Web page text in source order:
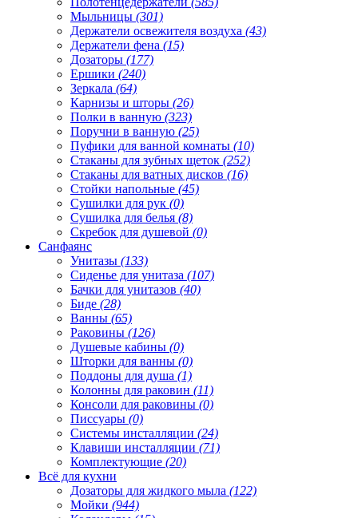
Мыльницы (301)
Держатели освежителя воздуха (43)
Держатели фена (15)
Дозаторы (177)
Ершики (240)
Зеркала (64)
Карнизы и шторы (26)
Полки в ванную (323)
Поручни в ванную (25)
Пуфики для ванной комнаты (10)
Стаканы для зубных щеток (252)
Стаканы для ватных дисков (16)
Стойки напольные (45)
Сушилки для рук (0)
Сушилка для белья (8)
Скребок для душевой (0)
Санфаянс
Унитазы (133)
Сиденье для унитаза (107)
Бачки для унитазов (40)
Биде (28)
Ванны (65)
Раковины (126)
Душевые кабины (0)
Шторки для ванны (0)
Поддоны для душа (1)
Колонны для раковин (11)
Консоли для раковины (0)
Писсуары (0)
Системы инсталляции (24)
Клавиши инсталляции (71)
Комплектующие (20)
Всё для кухни
Дозаторы для жидкого мыла (122)
Мойки (944)